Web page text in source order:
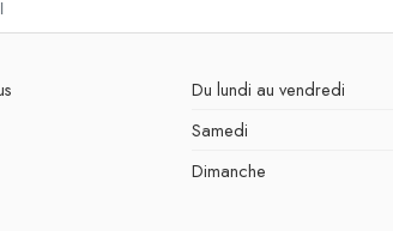
Du lundi au vendredi
Samedi
Dimanche